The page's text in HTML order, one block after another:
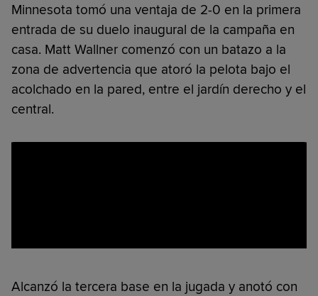
Minnesota tomó una ventaja de 2-0 en la primera
entrada de su duelo inaugural de la campaña en
casa. Matt Wallner comenzó con un batazo a la
zona de advertencia que atoró la pelota bajo el
acolchado en la pared, entre el jardín derecho y el
central.
Alcanzó la tercera base en la jugada y anotó con